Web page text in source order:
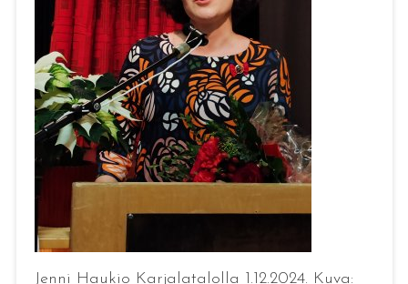
Jenni Haukio Karjalatalolla 1.12.2024. Kuva: